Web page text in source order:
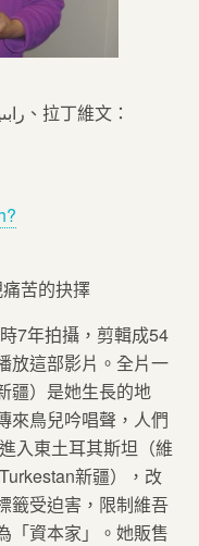
苦的抉擇
7年拍攝，剪輯成54
放這部影片。全片一
疆）是她生長的地
來鳥兒吟唱聲，人們
入東土耳其斯坦（維
新疆），改
籤受迫害，限制維吾
「資本家」。她販售